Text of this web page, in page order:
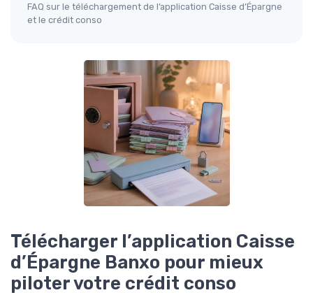
FAQ sur le téléchargement de l’application Caisse d’Épargne
et le crédit conso
Télécharger l’application Caisse
d’Épargne Banxo pour mieux
piloter votre crédit conso